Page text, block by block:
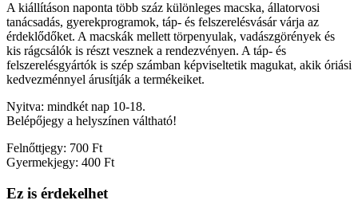
A kiállításon naponta több száz különleges macska, állatorvosi
tanácsadás, gyerekprogramok, táp- és felszerelésvásár várja az
érdeklődőket. A macskák mellett törpenyulak, vadászgörények és
kis rágcsálók is részt vesznek a rendezvényen. A táp- és
felszerelésgyártók is szép számban képviseltetik magukat, akik óriási
kedvezménnyel árusítják a termékeiket.
Nyitva: mindkét nap 10-18.
Belépőjegy a helyszínen váltható!
Felnőttjegy: 700 Ft
Gyermekjegy: 400 Ft
Ez is érdekelhet